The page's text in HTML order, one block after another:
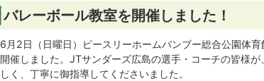
バレーボール教室を開催しました！
6月2日（日曜日）ピースリーホームバンブー総合公園体
開催しました。JTサンダーズ広島の選手・コーチの皆様
しく、丁寧に御指導してくださいました。